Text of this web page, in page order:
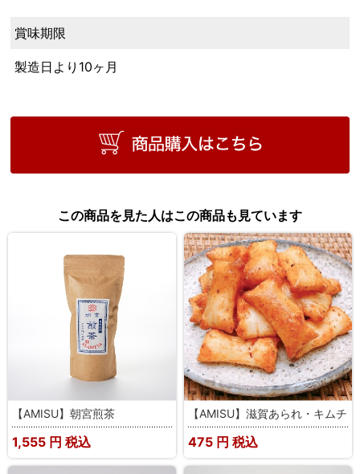
賞味期限
製造日より10ヶ月
この商品を見た人はこの商品も見ています
【AMISU】朝宮煎茶
1,555 円 税込
【AMISU】滋賀あられ・キムチ
475 円 税込